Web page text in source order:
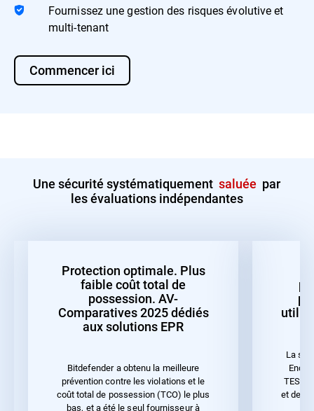
Fournissez une gestion des risques évolutive et
multi-tenant
Commencer ici
Une sécurité systématiquementsaluée par
les évaluations indépendantes
Protection optimale. Plus
faible coût total de
possession. AV-
Comparatives 2025 dédiés
aux solutions EPR
Bitdefender a obtenu la meilleure
prévention contre les violations et le
coût total de possession (TCO) le plus
bas, et a été le seul fournisseur à
La
TEST
et de la